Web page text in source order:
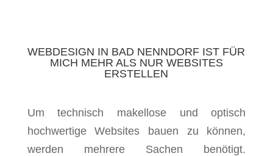
WEBDESIGN IN BAD NENNDORF IST FÜR
MICH MEHR ALS NUR WEBSITES
ERSTELLEN
Um technisch makellose und optisch
hochwertige Websites bauen zu können,
werden mehrere Sachen benötigt.